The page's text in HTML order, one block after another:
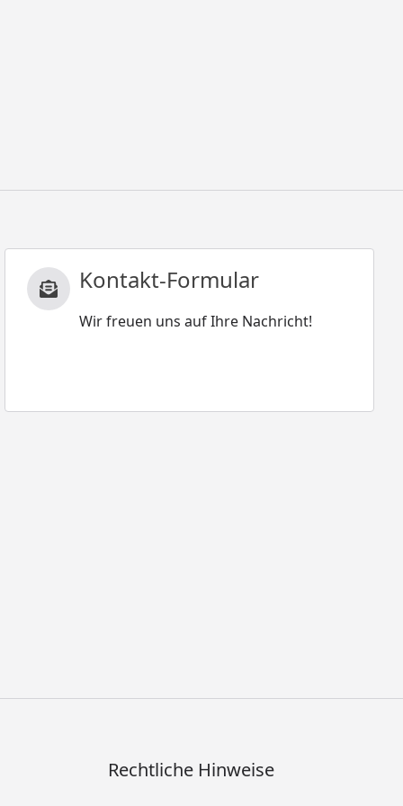
Kontakt-Formular
Wir freuen uns auf Ihre Nachricht!
Rechtliche Hinweise